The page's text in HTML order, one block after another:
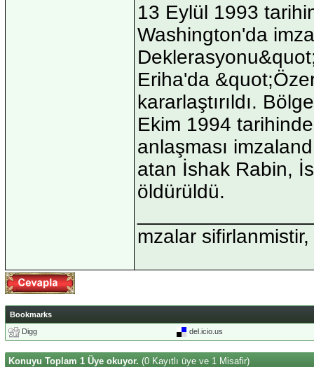
13 Eylül 1993
Washington'da
Eriha'da
kararlaştırıldı.
Ekim 1994
anlaşması
atan İshak Rabin,
öldürüldü.
mzalar
Bookmarks
Digg
del.icio.us
Konuyu Toplam 1 Üye okuyor. (0 Kayıtlı üye ve 1 Misafir)